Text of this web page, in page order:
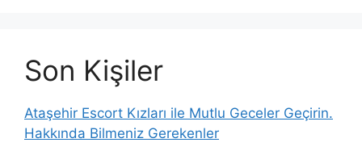
Son Kişiler
Ataşehir Escort Kızları ile Mutlu Geceler Geçirin.
Hakkında Bilmeniz Gerekenler